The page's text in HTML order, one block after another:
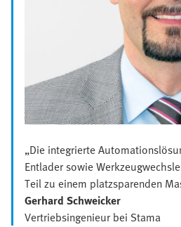
„Die integrierte
Entlader sowie
Teil zu einem platzsparenden
Gerhard Schweicker
Vertriebsingenieur bei Stama